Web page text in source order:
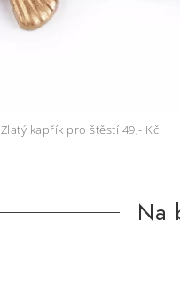
Zlatý kapřík pro štěstí 49,- Kč
Na